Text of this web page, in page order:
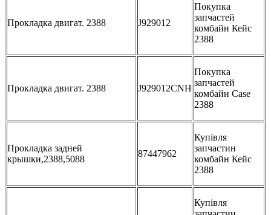
Прокладка двигат. 2388 J929012
Покупка
запчастей
комбайн Кейс
2388
Прокладка двигат. 2388 J929012CNH
Покупка
запчастей
комбайн Case
2388
Прокладка задней
крышки,2388,5088
87447962
Купівля
запчастин
комбайн Кейс
2388
Купівля